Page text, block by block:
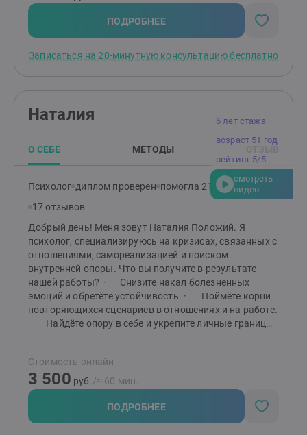
преподавал в университете, руководил бизнесом. Я
женат более 35 лет, отец двух взрослых сыновей.
Знаю, как важно и непросто сохранить близость,
на бесплатную 20-минутную встречу - и, возможно,
ПОДРОБНЕЕ
Записаться на 20-минутную консультацию бесплатно
6 лет стажа
возраст 51 год
рейтинг 5/5
смотреть
видео
Наталия
О СЕБЕ МЕТОДЫ
Психолог диплом проверен помогла 215 клиентам
17 отзывов
Добрый день! Меня зовут Наталия Положий. Я
психолог, специализируюсь на кризисах, связанных с
отношениями, самореализацией и поиском
внутренней опоры. Что вы получите в результате
нашей работы? · Снизите накал болезненных
эмоций и обретёте устойчивость. · Поймёте корни
повторяющихся сценариев в отношениях и на работе.
· Найдёте опору в себе и укрепите личные границы.
результате: · 6 лет активной частной практики
индивидуального консультирования. · Более 450
часов работы на телефоне кризисной помощи — умею
поддерживать в сложных состояниях. · 10 лет в HR
— отлично понимаю контекст рабочих конфликтов,
Стоимость онлайн
3 500 руб. /≈ 60 мин.
ПОДРОБНЕЕ